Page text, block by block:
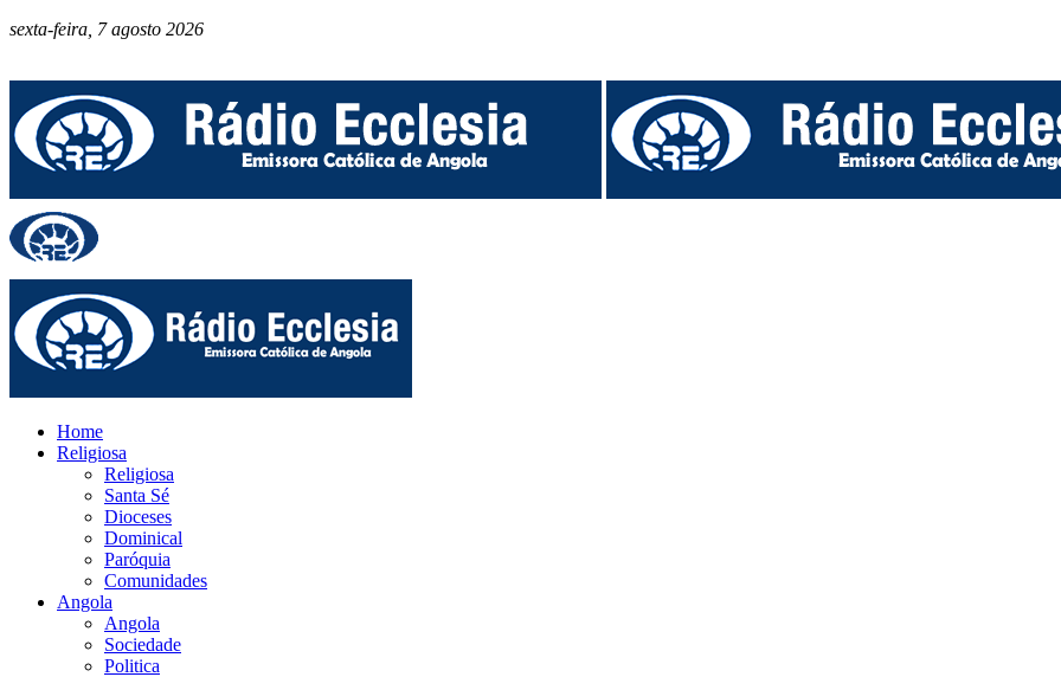
sexta-feira, 7 agosto 2026
Home
Religiosa
Religiosa
Santa Sé
Dioceses
Dominical
Paróquia
Comunidades
Angola
Angola
Sociedade
Politica